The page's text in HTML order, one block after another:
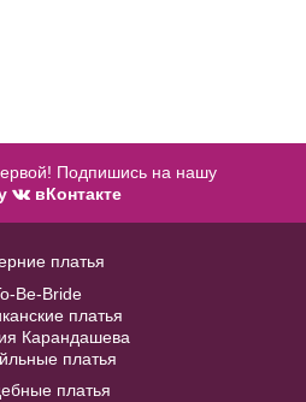
Купить
Подпишись на нашу
вКонтакте
платья
Be-Bride
платья
Карандашева
платья
платья